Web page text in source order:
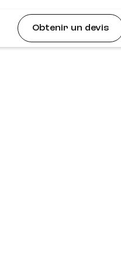
Obtenir un devis